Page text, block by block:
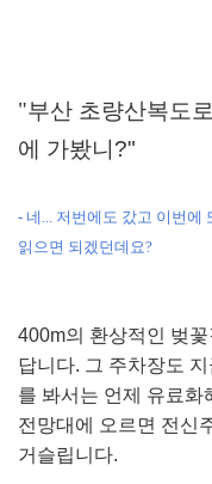
"부산 초량산복도
에 가봤니?"
- 네... 저번에도 갔고 이번에
읽으면 되겠던데요?
400m의 환상적인 벚
답니다. 그 주차장도
를 봐서는 언제 유료화
전망대에 오르면 전신
거슬립니다.